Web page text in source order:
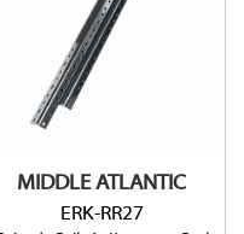
MIDDLE ATLANTIC
ERK-RR27
Pour rack ERK-27
Vendu par paire